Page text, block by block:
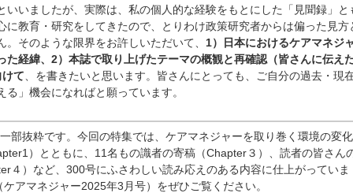
いましたが、実際は、私の個人的な経験をもとにした「見聞録」と
に教育・研究をしてきたので、とりわけ政策研究者からは偏った見方
そのような限界をお許しいただいて、 1）日本におけるケアマネジ
た経緯、2）本誌で取り上げたテーマの概観と再確認（皆さんに伝え
て 、を書きたいと思います。皆さんにとっても、ご自分の過去・現
」機会になればと願っています。
部抜粋です。今回の特集では、ケアマネジャーを取り巻く環境の変
）とともに、11名もの識者の寄稿（Chapter３）、読者の皆さん
４）など、300号にふさわしい読み応えのある内容に仕上がっていま
アマネジャー2025年3月号）をぜひご覧ください。